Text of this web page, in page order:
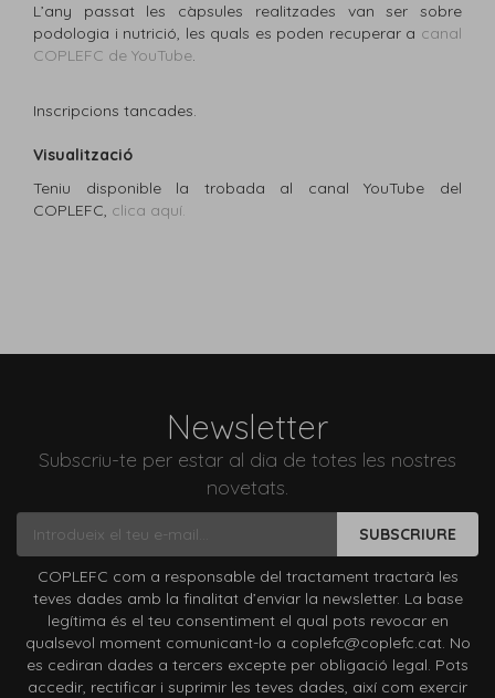
L’any passat les càpsules realitzades van ser sobre
podologia i nutrició, les quals es poden recuperar a canal
COPLEFC de YouTube.
Inscripcions tancades.
Visualització
Teniu disponible la trobada al canal YouTube del
COPLEFC, clica aquí.
Newsletter
Subscriu-te per estar al dia de totes les nostres
novetats.
SUBSCRIURE
COPLEFC com a responsable del tractament tractarà les
teves dades amb la finalitat d’enviar la newsletter. La base
legítima és el teu consentiment el qual pots revocar en
qualsevol moment comunicant-lo a coplefc@coplefc.cat. No
es cediran dades a tercers excepte per obligació legal. Pots
accedir, rectificar i suprimir les teves dades, així com exercir